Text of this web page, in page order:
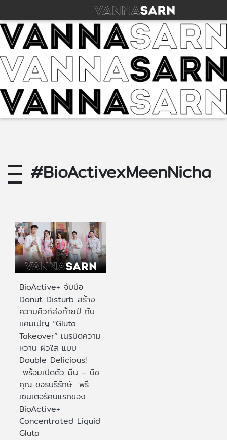
#BioActivexMeenNicha
BioActive+ จับมือ
Donut Disturb สร้าง
ความคิวท์ส่งท้ายปี กับ
แคมเปญ “Gluta
Takeover” เนรมิตความ
หวาน ผิวใส แบบ
Double Delicious!
พร้อมเปิดตัว มีน – นิช
คุณ ขจรบริรักษ์ พรี
เซนเตอร์คนแรกของ
BioActive+
Concentrated Liquid
Gluta